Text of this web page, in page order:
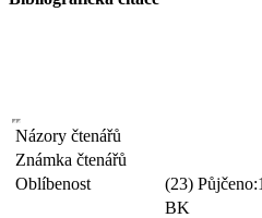
Názory čtenářů
Známka čtenářů
Oblíbenost
(23)
BK